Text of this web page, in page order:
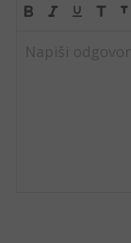
Napiši odgovor